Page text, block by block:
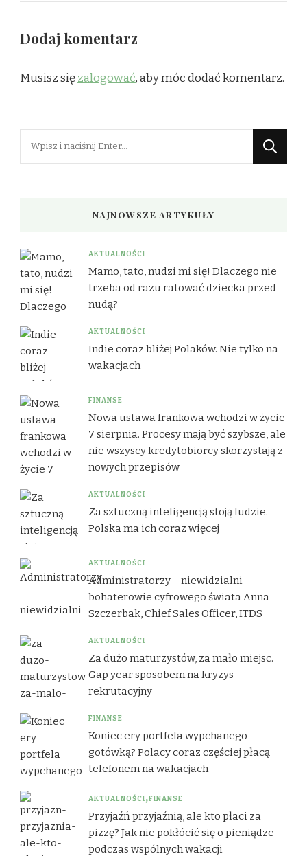
Dodaj komentarz
Musisz sięzalogować, aby móc dodać komentarz.
Szukasz
NAJNOWSZE ARTYKUŁY
AKTUALNOŚCI
Mamo, tato, nudzi mi się! Dlaczego nie
trzeba od razu ratować dziecka przed
nudą?
AKTUALNOŚCI
Indie coraz bliżej Polaków. Nie tylko na
wakacjach
FINANSE
Nowa ustawa frankowa wchodzi w życie
7 sierpnia. Procesy mają być szybsze, ale
nie wszyscy kredytobiorcy skorzystają z
nowych przepisów
AKTUALNOŚCI
Za sztuczną inteligencją stoją ludzie.
Polska ma ich coraz więcej
AKTUALNOŚCI
Administratorzy – niewidzialni
bohaterowie cyfrowego świata Anna
Szczerbak, Chief Sales Officer, ITDS
AKTUALNOŚCI
Za dużo maturzystów, za mało miejsc.
Gap year sposobem na kryzys
rekrutacyjny
FINANSE
Koniec ery portfela wypchanego
gotówką? Polacy coraz częściej płacą
telefonem na wakacjach
AKTUALNOŚCI FINANSE
Przyjaźń przyjaźnią, ale kto płaci za
pizzę? Jak nie pokłócić się o pieniądze
podczas wspólnych wakacji